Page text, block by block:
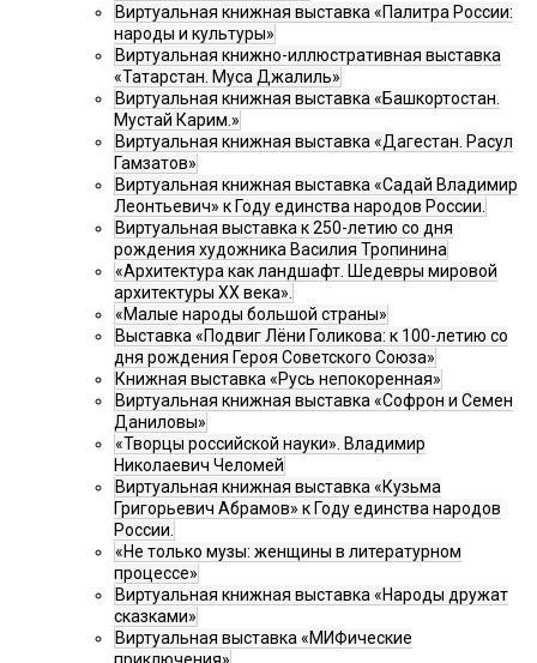
Виртуальная книжная выставка «Палитра России:
народы и культуры»
Виртуальная книжно-иллюстративная выставка
«Татарстан. Муса Джалиль»
Виртуальная книжная выставка «Башкортостан.
Мустай Карим.»
Виртуальная книжная выставка «Дагестан. Расул
Гамзатов»
Виртуальная книжная выставка «Садай Владимир
Леонтьевич» к Году единства народов России.
Виртуальная выставка к 250-летию со дня
рождения художника Василия Тропинина
«Архитектура как ландшафт. Шедевры мировой
архитектуры XX века».
«Малые народы большой страны»
Выставка «Подвиг Лёни Голикова: к 100-летию со
дня рождения Героя Советского Союза»
Книжная выставка «Русь непокоренная»
Виртуальная книжная выставка «Софрон и Семен
Даниловы»
«Творцы российской науки». Владимир
Николаевич Челомей
Виртуальная книжная выставка «Кузьма
Григорьевич Абрамов» к Году единства народов
России.
«Не только музы: женщины в литературном
процессе»
Виртуальная книжная выставка «Народы дружат
сказками»
Виртуальная выставка «МИФические